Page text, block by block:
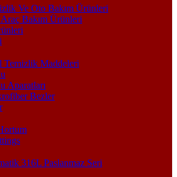
Ve Oto Bakım Ürünleri
Bakım Ürünleri
Temizlik Maddeleri
Aparatları
Bezler
316L Paslanmaz Seri